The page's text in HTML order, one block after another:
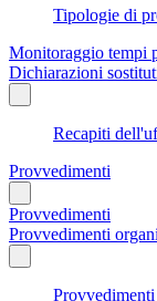
Tipologie di
Monitoraggio tempi
Dichiarazioni
Recapiti
Provvedimenti
Provvedimenti
Provvedimenti